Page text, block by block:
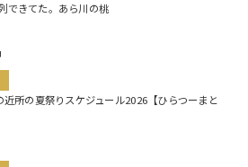
できてた。あら川の桃
近所の夏祭りスケジュール2026【ひらつーまと